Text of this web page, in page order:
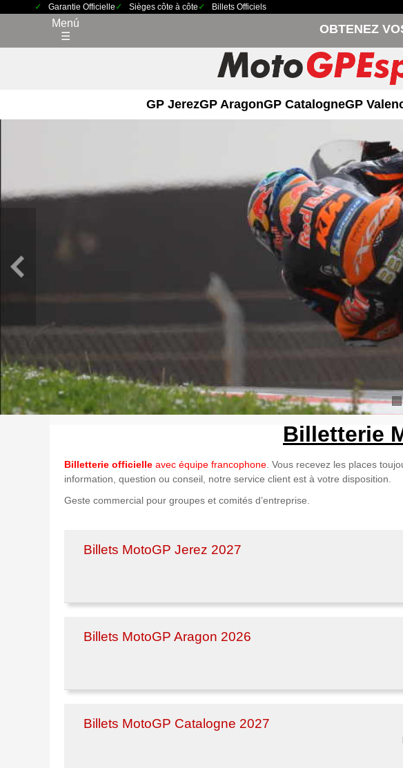
Garantie Officielle Sièges côte à côte Billets Officiels
Menú
☰
OBTENEZ
GP JerezGP AragonGP CatalogneGP
1
Billetterie
Billetterie officielle avec équipe francophone . Vous recevez les places
information, question ou conseil, notre service client est à votre disposition.
Geste commercial pour groupes et comités d’entreprise.
Billets MotoGP Jerez 2027
Billets MotoGP Aragon 2026
Billets MotoGP Catalogne 2027